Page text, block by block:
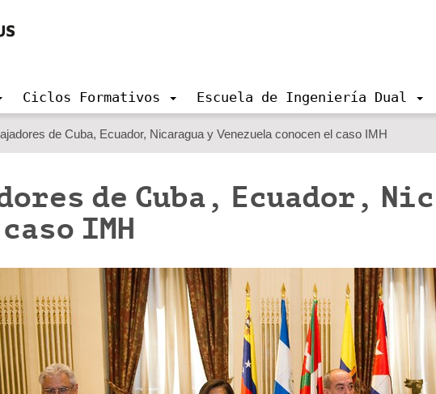
Ciclos Formativos Escuela de Ingeniería Dual
de Cuba, Ecuador, Nicaragua y Venezuela conocen el caso IMH
de Cuba, Ecuador,
IMH